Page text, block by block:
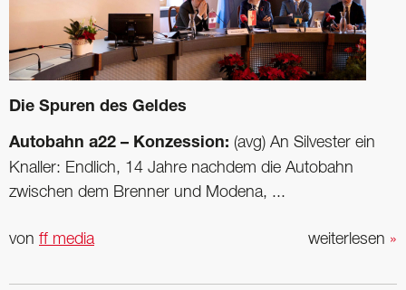
Die Spuren des Geldes
Autobahn a22 – Konzession: (avg) An Silvester ein
Knaller: Endlich, 14 Jahre nachdem die Autobahn
zwischen dem Brenner und Modena, ...
weiterlesen »
von ff media